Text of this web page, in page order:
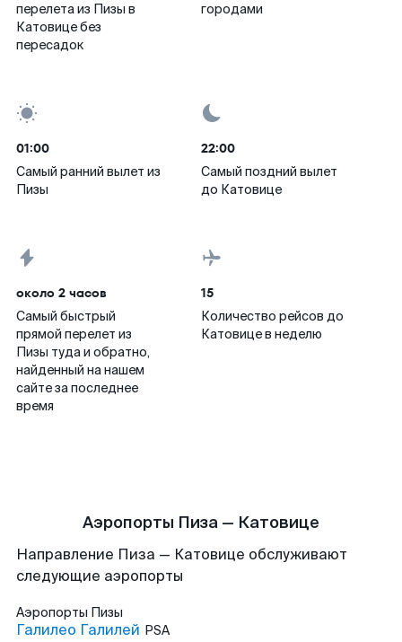
перелета из Пизы в
Катовице без
пересадок
городами
01:00
Самый ранний вылет из
Пизы
22:00
Самый поздний вылет
до Катовице
около 2 часов
Самый быстрый
прямой перелет из
Пизы туда и обратно,
найденный на нашем
сайте за последнее
время
15
Количество рейсов до
Катовице в неделю
Аэропорты Пиза — Катовице
Направление Пиза — Катовице обслуживают
следующие аэропорты
Аэропорты Пизы
Галилео Галилей PSA